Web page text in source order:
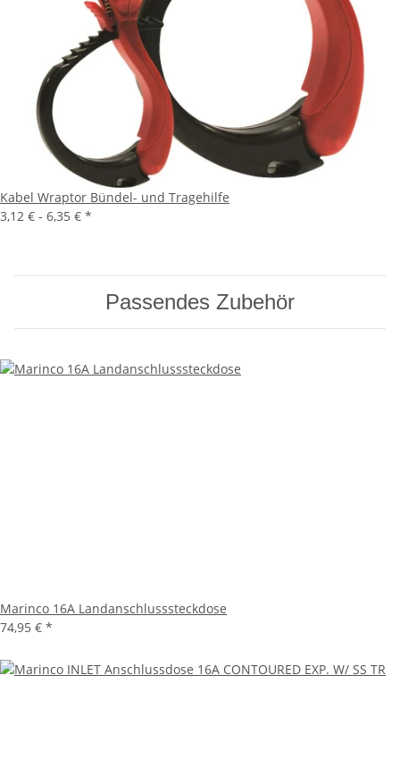
Kabel Wraptor Bündel- und Tragehilfe
3,12 € - 6,35 € *
Passendes Zubehör
Marinco 16A Landanschlusssteckdose
74,95 € *